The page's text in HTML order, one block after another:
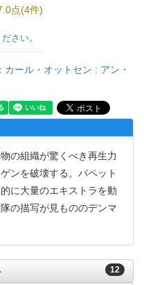
点(4件)
さい。
カール・オットセン | アン・
の組織が驚くべき再生力
ンを破壊する。パペット
に大量のエキストラを動
の描写が見もののデンマ
12